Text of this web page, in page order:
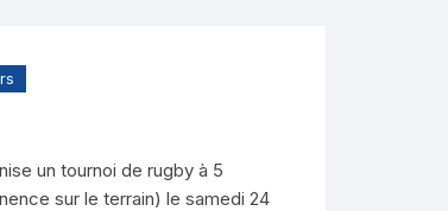
un tournoi de rugby à 5
sur le terrain) le samedi 24